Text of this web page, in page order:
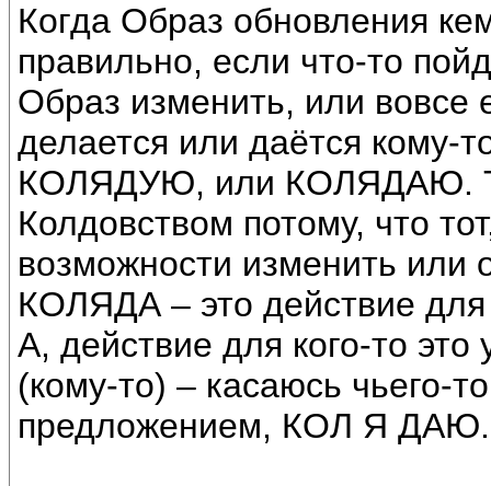
Когда Образ обновления
правильно, если что-то
Образ изменить, или вовсе
делается или даётся кому-
КОЛЯДУЮ, или КОЛЯДАЮ.
Колдовством потому, что
возможности изменить или
КОЛЯДА – это действие для
А, действие для кого-то
(кому-то) – касаюсь чьего-
предложением, КОЛ Я ДАЮ.